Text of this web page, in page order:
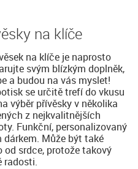
na klíče
na klíče je naprosto
svým blízkým doplněk,
a budou na vás myslet!
se určitě trefí do vkusu
výběr přívěsky v několika
z nejkvalitnějších
Funkční, personalizovaný
dárkem. Může být také
srdce, protože takový
radosti.